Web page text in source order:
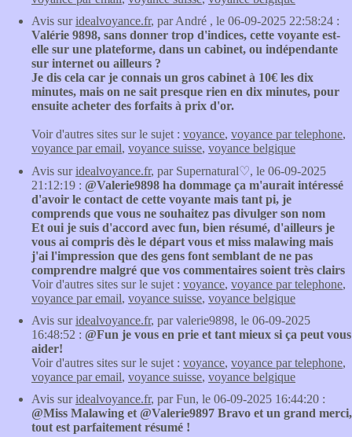
Avis suridealvoyance.fr, par André , le 06-09-2025 22:58:24 :
Valérie 9898, sans donner trop d'indices, cette voyante est-
elle sur une plateforme, dans un cabinet, ou indépendante
sur internet ou ailleurs ?
Je dis cela car je connais un gros cabinet à 10€ les dix
minutes, mais on ne sait presque rien en dix minutes, pour
ensuite acheter des forfaits à prix d'or.
Voir d'autres sites sur le sujet : voyance, voyance par telephone,
voyance par email, voyance suisse, voyance belgique
Avis suridealvoyance.fr, par Supernatural♡, le 06-09-2025
21:12:19 : @Valerie9898 ha dommage ça m'aurait intéressé
d'avoir le contact de cette voyante mais tant pi, je
comprends que vous ne souhaitez pas divulger son nom
Et oui je suis d'accord avec fun, bien résumé, d'ailleurs je
vous ai compris dès le départ vous et miss malawing mais
j'ai l'impression que des gens font semblant de ne pas
comprendre malgré que vos commentaires soient très clairs
Voir d'autres sites sur le sujet : voyance, voyance par telephone,
voyance par email, voyance suisse, voyance belgique
Avis suridealvoyance.fr, par valerie9898, le 06-09-2025
16:48:52 : @Fun je vous en prie et tant mieux si ça peut vous
aider!
Voir d'autres sites sur le sujet : voyance, voyance par telephone,
voyance par email, voyance suisse, voyance belgique
Avis suridealvoyance.fr, par Fun, le 06-09-2025 16:44:20 :
@Miss Malawing et @Valerie9897 Bravo et un grand merci,
tout est parfaitement résumé !